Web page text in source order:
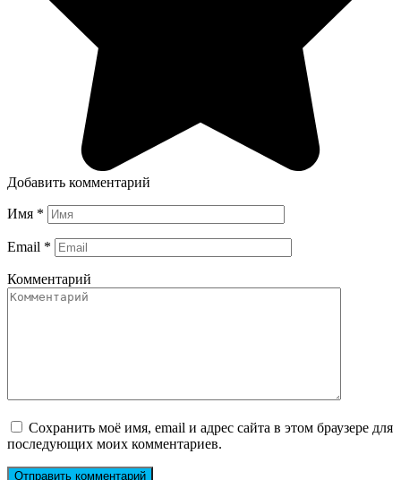
Добавить комментарий
Имя *
Email *
Комментарий
Сохранить моё имя, email и адрес сайта в этом браузере для
последующих моих комментариев.